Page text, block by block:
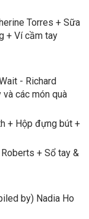
Torres + Sữa
+ Ví cầm tay
- Richard
các món quà
+ Hộp đựng bút +
+ Sổ tay &
by) Nadia Ho